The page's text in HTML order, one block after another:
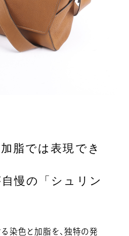
脂では表現でき
慢の「シュリン
染色と加脂を、独特の発